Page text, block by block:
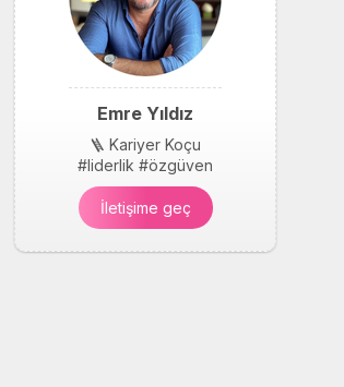
Emre Yıldız
🪜 Kariyer Koçu
#liderlik #özgüven
İletişime geç